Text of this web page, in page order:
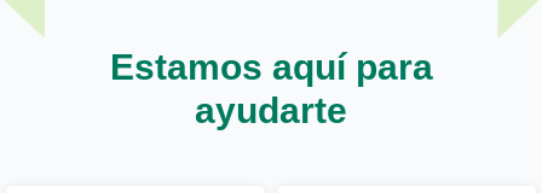
Estamos aquí para
ayudarte